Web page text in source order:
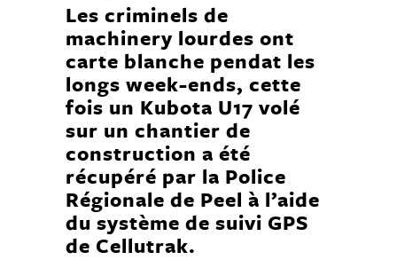
Les criminels de
machinery lourdes ont
carte blanche pendat les
longs week-ends, cette
fois un Kubota U17 volé
sur un chantier de
construction a été
récupéré par la Police
Régionale de Peel à l’aide
du système de suivi GPS
de Cellutrak.